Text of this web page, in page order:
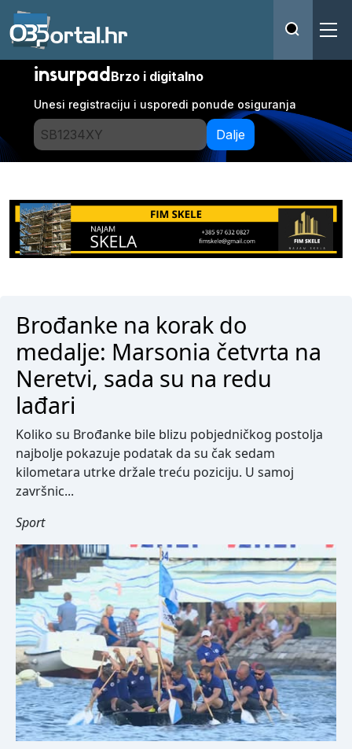
insurpadBrzo i digitalno
Unesi registraciju i usporedi ponude osiguranja
Dalje
Brođanke na korak do
medalje: Marsonia četvrta na
Neretvi, sada su na redu
lađari
Koliko su Brođanke bile blizu pobjedničkog postolja
najbolje pokazuje podatak da su čak sedam
kilometara utrke držale treću poziciju. U samoj
završnic...
Sport